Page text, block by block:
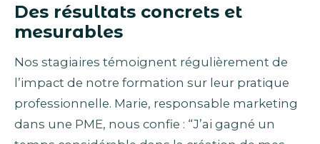
Des résultats concrets et
mesurables
Nos stagiaires témoignent régulièrement de
l’impact de notre formation sur leur pratique
professionnelle. Marie, responsable marketing
dans une PME, nous confie : “J’ai gagné un